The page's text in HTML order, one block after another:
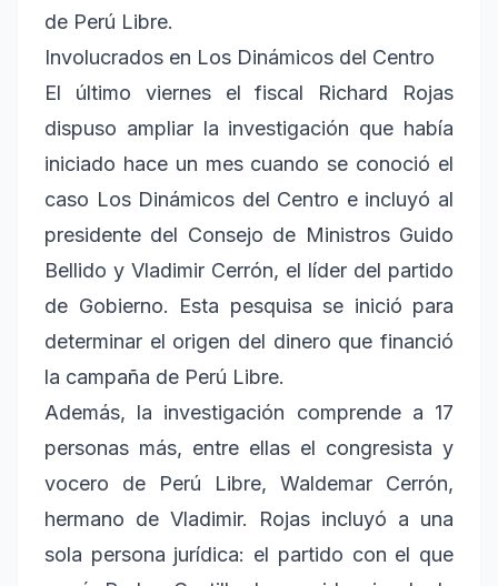
de Perú Libre.
Involucrados en Los Dinámicos del Centro
El último viernes el fiscal Richard Rojas
dispuso ampliar la investigación que había
iniciado hace un mes cuando se conoció el
caso Los Dinámicos del Centro e incluyó al
presidente del Consejo de Ministros Guido
Bellido y Vladimir Cerrón, el líder del partido
de Gobierno. Esta pesquisa se inició para
determinar el origen del dinero que financió
la campaña de Perú Libre.
Además, la investigación comprende a 17
personas más, entre ellas el congresista y
vocero de Perú Libre, Waldemar Cerrón,
hermano de Vladimir. Rojas incluyó a una
sola persona jurídica: el partido con el que